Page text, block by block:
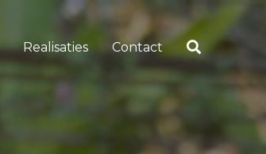
Realisaties Contact